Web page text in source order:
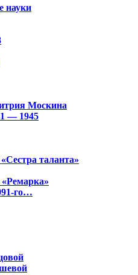
науки
Москина
— 1945
таланта»
го…